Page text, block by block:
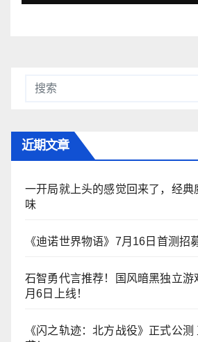
近期文章
一开局就上头的感觉回来了，经典
味
《迪诺世界物语》7月16日首测招
石智勇代言推荐！国风暗黑独立游
月6日上线！
《闪之轨迹：北方战役》正式公